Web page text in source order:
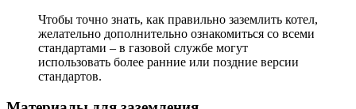
Чтобы точно знать, как правильно заземлить котел,
желательно дополнительно ознакомиться со всеми
стандартами – в газовой службе могут
использовать более ранние или поздние версии
стандартов.